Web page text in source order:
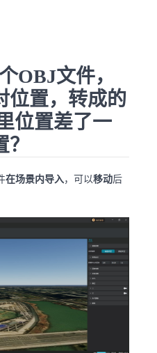
OBJ文件，
位置，转成的
位置差了一
在场景内导入，可以移动后